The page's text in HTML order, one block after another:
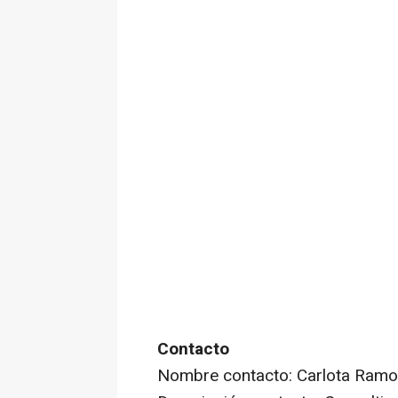
Contacto
Nombre contacto: Carlota